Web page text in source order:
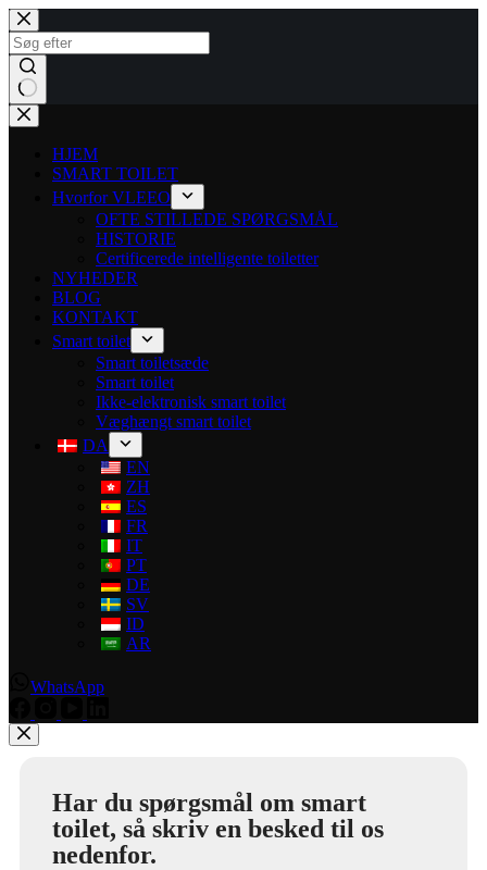
HJEM
SMART TOILET
Hvorfor VLEEO
OFTE STILLEDE SPØRGSMÅL
HISTORIE
Certificerede intelligente toiletter
NYHEDER
BLOG
KONTAKT
Smart toilet
Smart toiletsæde
Smart toilet
Ikke-elektronisk smart toilet
Væghængt smart toilet
DA
EN
ZH
ES
FR
IT
PT
DE
SV
ID
AR
WhatsApp
Har du spørgsmål om smart
toilet, så skriv en besked til os
nedenfor.